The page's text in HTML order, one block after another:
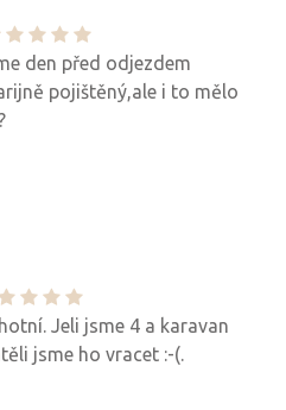
den před odjezdem
pojištěný,ale i to mělo
Jeli jsme 4 a karavan
jsme ho vracet :-(.